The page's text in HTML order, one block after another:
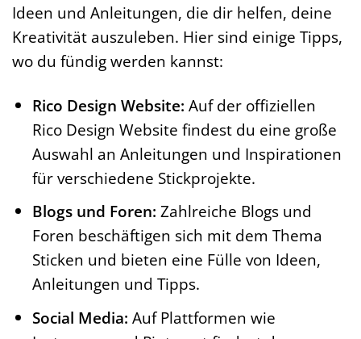
Ideen und Anleitungen, die dir helfen, deine
Kreativität auszuleben. Hier sind einige Tipps,
wo du fündig werden kannst:
Rico Design Website: Auf der offiziellen
Rico Design Website findest du eine große
Auswahl an Anleitungen und Inspirationen
für verschiedene Stickprojekte.
Blogs und Foren: Zahlreiche Blogs und
Foren beschäftigen sich mit dem Thema
Sticken und bieten eine Fülle von Ideen,
Anleitungen und Tipps.
Social Media: Auf Plattformen wie